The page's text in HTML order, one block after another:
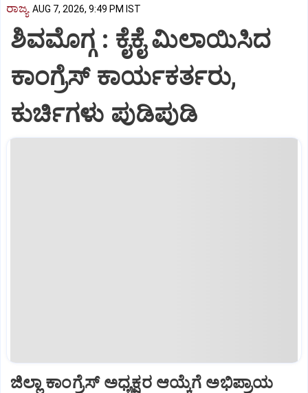
ರಾಜ್ಯ AUG 7, 2026, 9:49 PM IST
ಶಿವಮೊಗ್ಗ : ಕೈಕೈ ಮಿಲಾಯಿಸಿದ
ಕಾಂಗ್ರೆಸ್ ಕಾರ್ಯಕರ್ತರು,
ಕುರ್ಚಿಗಳು ಪುಡಿಪುಡಿ
ಜಿಲ್ಲಾ ಕಾಂಗ್ರೆಸ್ ಅಧ್ಯಕ್ಷರ ಆಯ್ಕೆಗೆ ಅಭಿಪ್ರಾಯ